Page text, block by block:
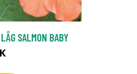
SALMON BABY